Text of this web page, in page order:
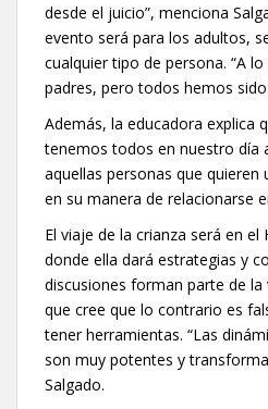
desde el juicio”, menciona
evento será para los adultos,
cualquier tipo de persona. “A
padres, pero todos hemos
Además, la educadora explica
tenemos todos en nuestro día
aquellas personas que quieren
en su manera de relacionarse
El viaje de la crianza será en
donde ella dará estrategias y
discusiones forman parte de la
que cree que lo contrario es
tener herramientas. “Las
son muy potentes y
Salgado.